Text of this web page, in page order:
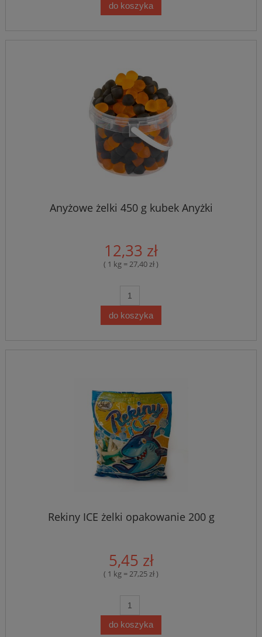
do koszyka
Anyżowe żelki 450 g kubek Anyżki
12,33 zł
( 1 kg = 27,40 zł )
do koszyka
Rekiny ICE żelki opakowanie 200 g
5,45 zł
( 1 kg = 27,25 zł )
do koszyka